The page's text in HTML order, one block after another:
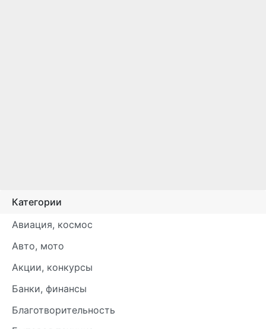
Категории
Авиация, космос
Авто, мото
Акции, конкурсы
Банки, финансы
Благотворительность